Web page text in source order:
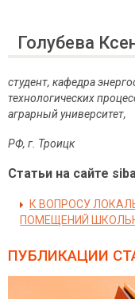
Голубева
студент, кафедра
технологических
аграрный университет,
РФ, г. Троицк
Статьи на сайте
К ВОПРОСУ
ПОМЕЩЕНИЙ
ПУБЛИКАЦИИ